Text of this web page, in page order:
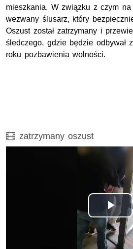
mieszkania. W związku z czym na
wezwany ślusarz, który
Oszust został zatrzymany i
śledczego, gdzie będzie odbywał
roku pozbawienia wolności.
Film
zatrzymany oszust